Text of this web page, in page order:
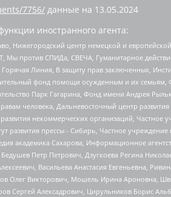
7756/ данные на 13.05.2024
иностранного агента:
Нижегородский центр немецкой и
против СПИДа, СВЕЧА, Гуманитарное
Линия, В защиту прав заключенных,
фонд помощи осужденным и их семьям,
Парк Гагарина, Фонд имени Андрея
человека, Дальневосточный центр
некоммерческих организаций, Частное
развития прессы - Сибирь, Частное
академика Сахарова, Информационное
Бедушев Петр Петрович, Дзугкоева Регина
Васильева Анастасия Евгеньевна,
Олег Викторович, Мошель Ирина Ароновна,
Сергей Алексадрович, Цирульников Борис